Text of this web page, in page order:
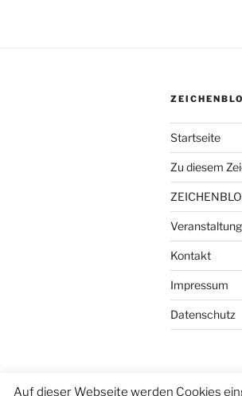
Startseite
Zu diesem
Kontakt
Impressum
Datenschutz
Auf dieser Webseite werden Cookies